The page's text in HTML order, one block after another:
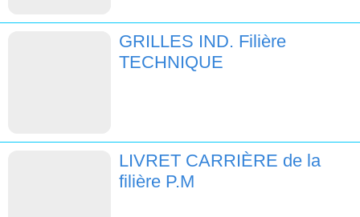
GRILLES IND. Filière
TECHNIQUE
LIVRET CARRIÈRE de la
filière P.M